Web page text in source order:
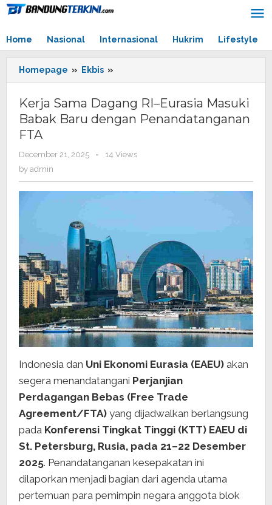
Skip
Home
Nasional Internasional Hukrim Lifestyle
Homepage » Ekbis »
Sama
RI–
Eurasia
Baru
Penandatanganan
Kerja Sama Dagang RI–Eurasia Masuki
Babak Baru dengan Penandatanganan
FTA
December 21, 2025
by
-
14 Views
by admin
Indonesia dan Uni Ekonomi Eurasia (EAEU) akan
segera menandatangani Perjanjian
Perdagangan Bebas (Free Trade
Agreement/FTA) yang dijadwalkan berlangsung
pada Konferensi Tingkat Tinggi (KTT) EAEU di
St. Petersburg, Rusia, pada 21–22 Desember
2025. Penandatanganan kesepakatan ini
dilaporkan menjadi bagian dari agenda utama
pertemuan para pemimpin negara anggota blok